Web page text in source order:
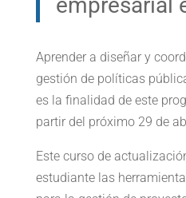
empresarial
Aprender a diseñar y
gestión de políticas
es la finalidad de este
partir del próximo 29 de
Este curso de
estudiante las